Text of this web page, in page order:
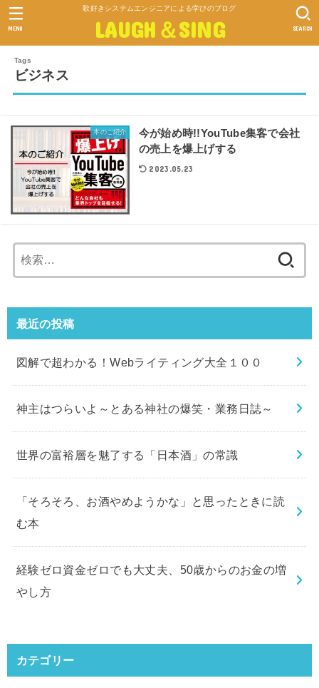
歌好きシステムエンジニアによる学びのブログ
LAUGH＆SING SEARCH
MENU
ビジネス
本のご紹介
今が始め時!!YouTube集客で会社
の売上を爆上げする
2023.05.23
索:
最近の投稿
図解で超わかる！Webライティング大全１００
神主はつらいよ～とある神社の爆笑・業務日誌～
世界の富裕層を魅了する「日本酒」の常識
「そろそろ、お酒やめようかな」と思ったときに読
む本
経験ゼロ資金ゼロでも大丈夫、50歳からのお金の増
やし方
カテゴリー